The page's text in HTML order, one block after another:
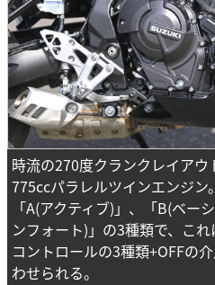
時流の270度クランクレイアウ
775ccパラレルツインエンジン
「A(アクティブ)」、「B(ベー
ンフォート)」の3種類で、こ
コントロールの3種類+OFFの
わせられる。